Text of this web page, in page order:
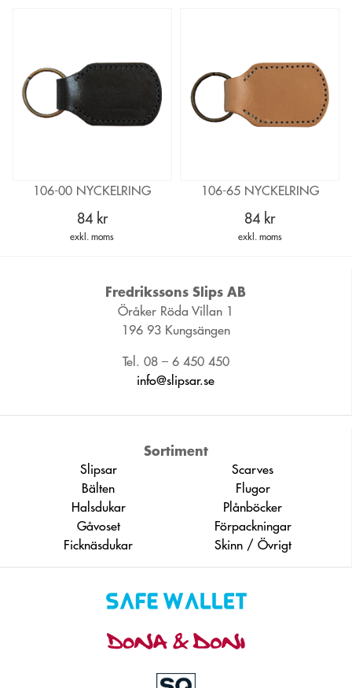
106-00 NYCKELRING
84 kr
exkl. moms
106-65 NYCKELRING
84 kr
exkl. moms
Fredrikssons Slips AB
Öråker Röda Villan 1
196 93 Kungsängen
Tel. 08 – 6 450 450
info@slipsar.se
Sortiment
Slipsar
Scarves
Bälten
Flugor
Halsdukar
Plånböcker
Gåvoset
Förpackningar
Ficknäsdukar
Skinn / Övrigt